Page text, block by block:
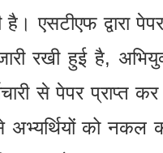
है। एसटीएफ द्वारा
रखी हुई है,
से पेपर प्राप्त
को नकल